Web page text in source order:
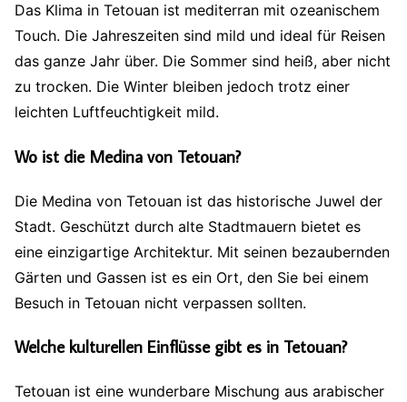
Das Klima in Tetouan ist mediterran mit ozeanischem
Touch. Die Jahreszeiten sind mild und ideal für Reisen
das ganze Jahr über. Die Sommer sind heiß, aber nicht
zu trocken. Die Winter bleiben jedoch trotz einer
leichten Luftfeuchtigkeit mild.
Wo ist die Medina von Tetouan?
Die Medina von Tetouan ist das historische Juwel der
Stadt. Geschützt durch alte Stadtmauern bietet es
eine einzigartige Architektur. Mit seinen bezaubernden
Gärten und Gassen ist es ein Ort, den Sie bei einem
Besuch in Tetouan nicht verpassen sollten.
Welche kulturellen Einflüsse gibt es in Tetouan?
Tetouan ist eine wunderbare Mischung aus arabischer